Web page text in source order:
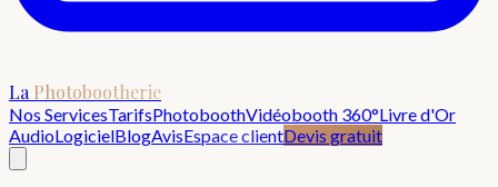
La Photobootherie
Nos ServicesTarifsPhotoboothVidéobooth 360°Livre d'Or
AudioLogicielBlogAvisEspace clientDevis gratuit